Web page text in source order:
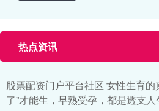
热点资讯
股票配资门户平台社区 女性生育的
了”才能生，早熟受孕，都是透支人